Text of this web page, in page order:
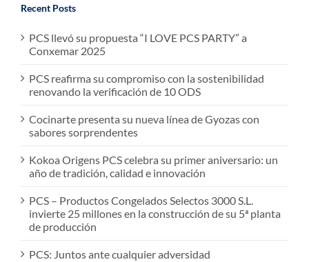
Recent Posts
PCS llevó su propuesta “I LOVE PCS PARTY” a
Conxemar 2025
PCS reafirma su compromiso con la sostenibilidad
renovando la verificación de 10 ODS
Cocinarte presenta su nueva línea de Gyozas con
sabores sorprendentes
Kokoa Origens PCS celebra su primer aniversario: un
año de tradición, calidad e innovación
PCS – Productos Congelados Selectos 3000 S.L.
invierte 25 millones en la construcción de su 5ª planta
de producción
PCS: Juntos ante cualquier adversidad